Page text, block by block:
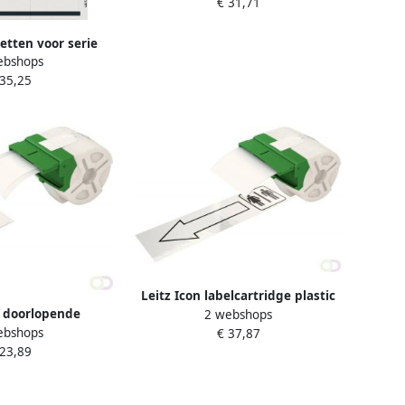
voor serie
5 cm pak van 75
wit
voor labels
breed
Leitz Icon labelcartridge plastic
voor labels tot 88 mm breed wit
2 webshops
€ 37,87